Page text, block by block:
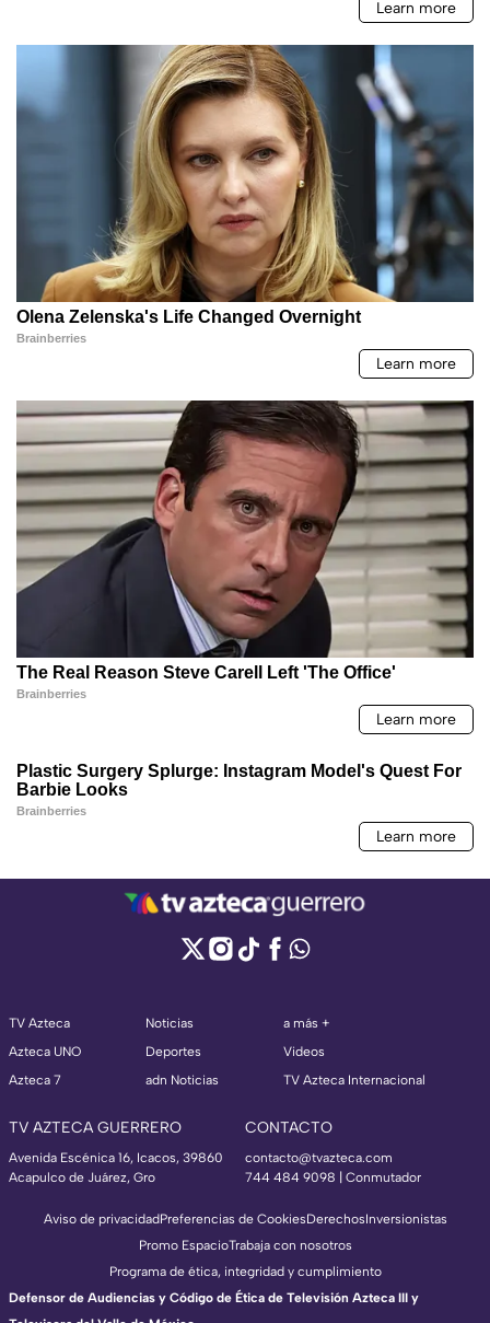
TV Azteca
Azteca UNO
Azteca 7
Noticias
Deportes
adn Noticias
a más +
Videos
TV Azteca Internacional
TV AZTECA GUERRERO
Avenida Escénica 16, Icacos, 39860
Acapulco de Juárez, Gro
CONTACTO
contacto@tvazteca.com
744 484 9098 | Conmutador
Aviso de privacidadPreferencias de CookiesDerechosInversionistas
Promo EspacioTrabaja con nosotros
Programa de ética, integridad y cumplimiento
Defensor de Audiencias y Código de Ética de Televisión Azteca III y